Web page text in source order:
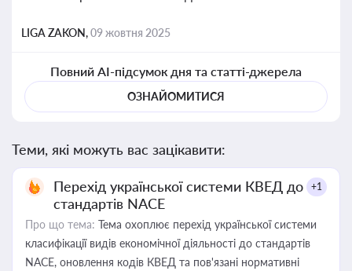
LIGA ZAKON,09 жовтня 2025
Повний AI-підсумок дня та статті-джерела
ОЗНАЙОМИТИСЯ
Теми, які можуть вас зацікавити:
Перехід української системи КВЕД до
стандартів NACE
+1
Про що тема: Тема охоплює перехід української системи
класифікації видів економічної діяльності до стандартів
NACE, оновлення кодів КВЕД та пов'язані нормативні